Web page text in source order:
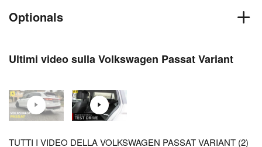
Optionals
Ultimi video sulla Volkswagen Passat Variant
TUTTI I VIDEO DELLA VOLKSWAGEN PASSAT VARIANT (2)